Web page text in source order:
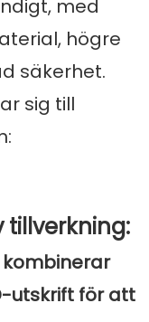
med
högre
säkerhet.
sig till
utskrift för att